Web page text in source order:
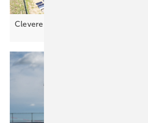
Clevere Ideen fürs